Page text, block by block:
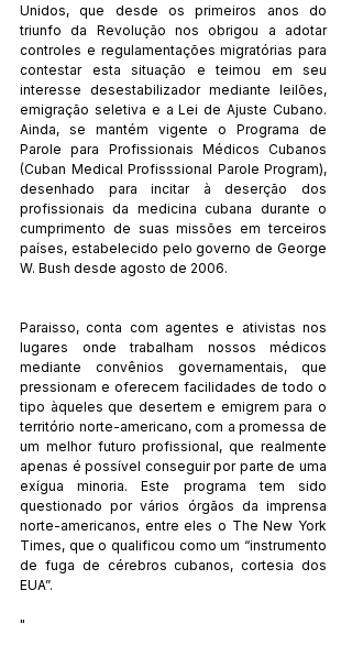
Unidos, que desde os primeiros anos do
triunfo da Revolução nos obrigou a adotar
controles e regulamentações migratórias para
contestar esta situação e teimou em seu
interesse desestabilizador mediante leilões,
emigração seletiva e a Lei de Ajuste Cubano.
Ainda, se mantém vigente o Programa de
Parole para Profissionais Médicos Cubanos
(Cuban Medical Profisssional Parole Program),
desenhado para incitar à deserção dos
profissionais da medicina cubana durante o
cumprimento de suas missões em terceiros
países, estabelecido pelo governo de George
W. Bush desde agosto de 2006.
Paraisso, conta com agentes e ativistas nos
lugares onde trabalham nossos médicos
mediante convênios governamentais, que
pressionam e oferecem facilidades de todo o
tipo àqueles que desertem e emigrem para o
território norte-americano, com a promessa de
um melhor futuro profissional, que realmente
apenas é possível conseguir por parte de uma
exígua minoria. Este programa tem sido
questionado por vários órgãos da imprensa
norte-americanos, entre eles o The New York
Times, que o qualificou como um “instrumento
de fuga de cérebros cubanos, cortesia dos
EUA”.
"